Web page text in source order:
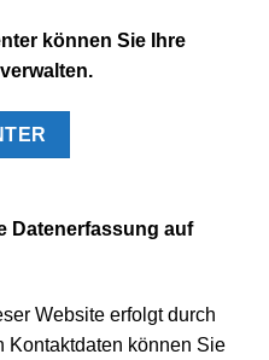
können Sie Ihre
Datenerfassung auf
Website erfolgt durch
Kontaktdaten können Sie